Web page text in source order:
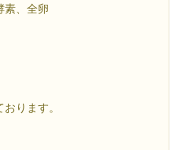
素、全卵
ります。